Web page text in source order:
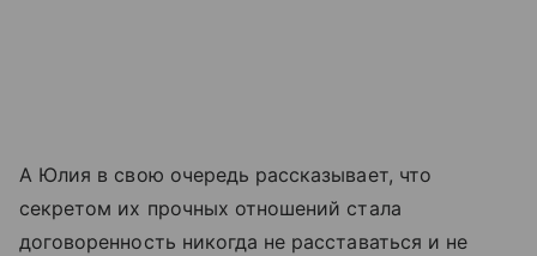
А Юлия в свою очередь рассказывает, что
секретом их прочных отношений стала
договоренность никогда не расставаться и не